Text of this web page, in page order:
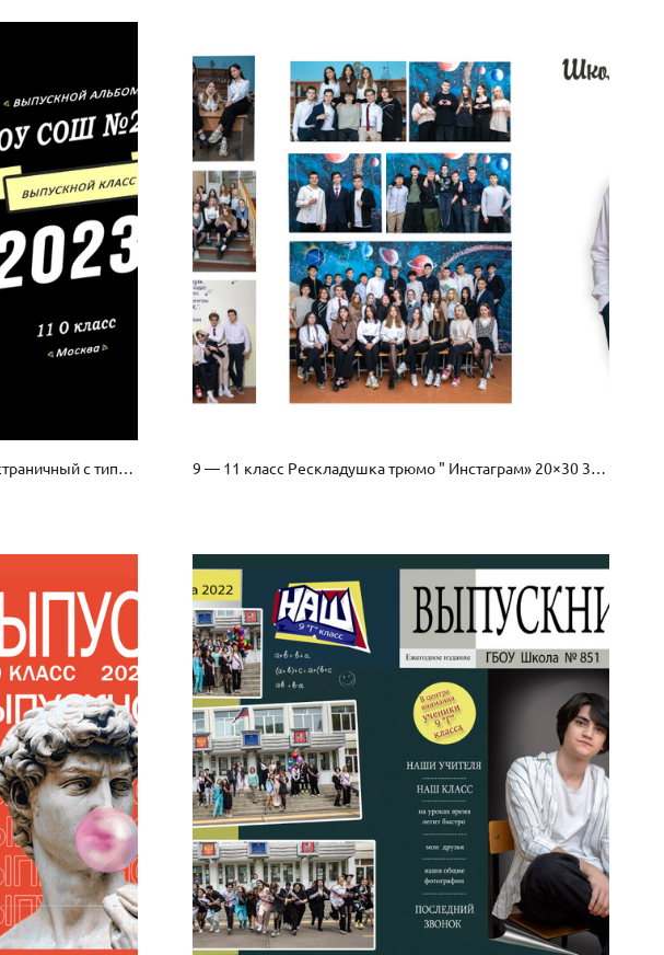
9-11 классы «Черный квадрат» Много страничный с типографскими страницами 5500 9 — 11 класс Рескладушка трюмо " Инстаграм» 20×30 3000р